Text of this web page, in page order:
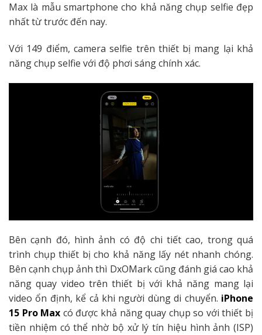
Max là mẫu smartphone cho khả năng chụp selfie đẹp
nhất từ trước đến nay.
Với 149 điểm, camera selfie trên thiết bị mang lại khả
năng chụp selfie với độ phơi sáng chính xác.
Bên cạnh đó, hình ảnh có độ chi tiết cao, trong quá
trình chụp thiết bị cho khả năng lấy nét nhanh chóng.
Bên cạnh chụp ảnh thì DxOMark cũng đánh giá cao khả
năng quay video trên thiết bị với khả năng mang lại
video ổn định, kể cả khi người dùng di chuyển. iPhone
15 Pro Max có được khả năng quay chụp so với thiết bị
tiền nhiệm có thể nhờ bộ xử lý tín hiệu hình ảnh (ISP)